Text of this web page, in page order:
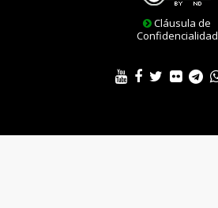
Cláusula de
Confidencialidad